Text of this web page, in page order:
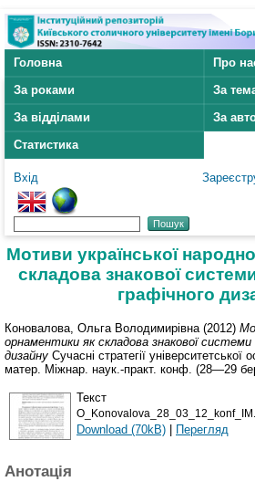
Головна
Про
За роками
За
За відділами
За
Статистика
Вхід
Мотиви української
складова знакової
графічного
Коновалова, Ольга Володимирівна (2012)
орнаментики як складова знакової системи
дизайну Сучасні стратегії університетської
матер. Міжнар. наук.-практ. конф. (28—29
Текст
Download (70kB) | Перегляд
Анотація